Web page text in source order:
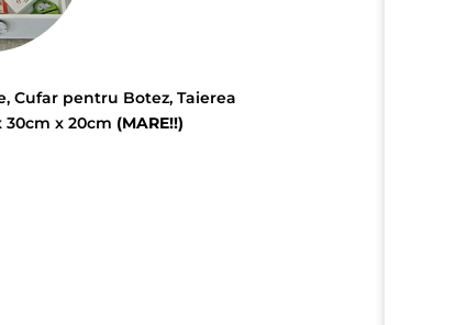
Cufar pentru Botez, Taierea
x 20cm (MARE!!)